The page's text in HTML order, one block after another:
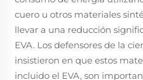
cuero u otros materiales
llevar a una reducción
EVA. Los defensores de la
insistieron en que estos
incluido el EVA, son